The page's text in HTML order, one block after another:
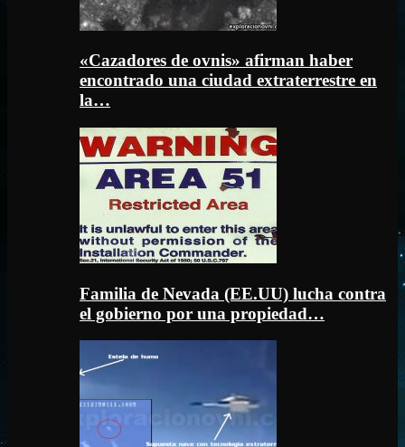
«Cazadores de ovnis» afirman haber
encontrado una ciudad extraterrestre en
la…
Familia de Nevada (EE.UU) lucha contra
el gobierno por una propiedad…